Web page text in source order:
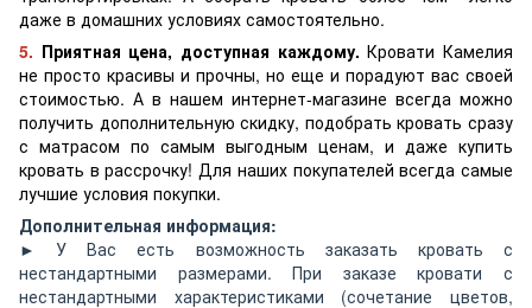
даже в домашних условиях самостоятельно.
5. Приятная цена, доступная каждому. Кровати Камелия
не просто красивы и прочны, но еще и порадуют вас своей
стоимостью. А в нашем интернет-магазине всегда можно
получить дополнительную скидку, подобрать кровать сразу
с матрасом по самым выгодным ценам, и даже купить
кровать в рассрочку! Для наших покупателей всегда самые
лучшие условия покупки.
Дополнительная информация:
► У Вас есть возможность заказать кровать с
нестандартными размерами. При заказе кровати с
нестандартными характеристиками (сочетание цветов,